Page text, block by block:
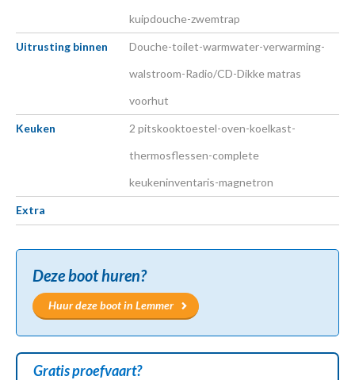
kuipdouche-zwemtrap
Uitrusting binnen
Douche-toilet-warmwater-verwarming-
walstroom-Radio/CD-Dikke matras
voorhut
Keuken
2 pitskooktoestel-oven-koelkast-
thermosflessen-complete
keukeninventaris-magnetron
Extra
Deze boot huren?
Huur deze boot in Lemmer
Gratis proefvaart?